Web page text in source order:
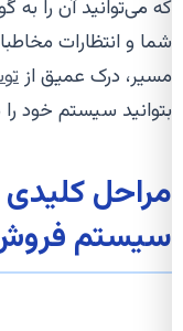
که می‌توانید آن را به
شما و انتظارات
مسیر، درک عمیق از
بتوانید سیستم خود
مراحل
سیستم